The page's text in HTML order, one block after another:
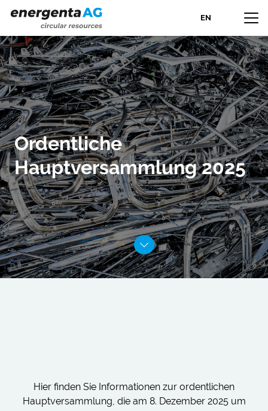
EN
Ordentliche
Hauptversammlung 2025
Hier finden Sie Informationen zur ordentlichen
Hauptversammlung, die am 8. Dezember 2025 um